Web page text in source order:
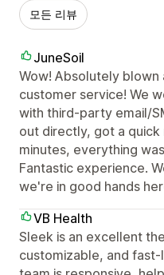
모든 리뷰
JuneSoil
Wow! Absolutely
customer service! We
with third-party email/
out directly, got a quick
minutes, everything
Fantastic experience.
we're in good hands
VB Health
Sleek is an excellent
customizable, and